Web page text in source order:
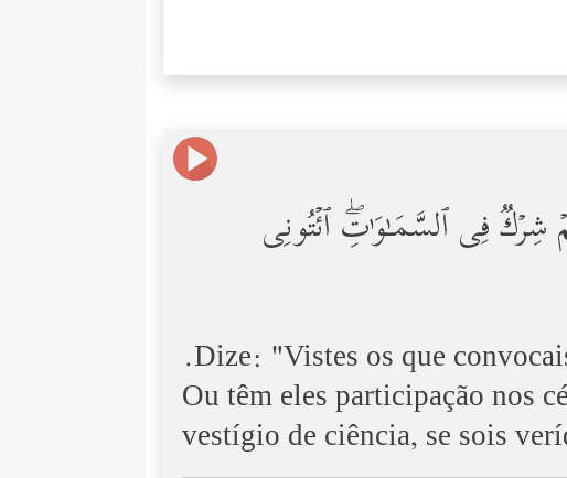
شِرۡكࣱ فِی ٱلسَّمَـٰوَ ٰ⁠تِۖ ٱئۡتُونِی
.Dize: "Vistes os que
Ou têm eles participação nos
vestígio de ciência, se sois